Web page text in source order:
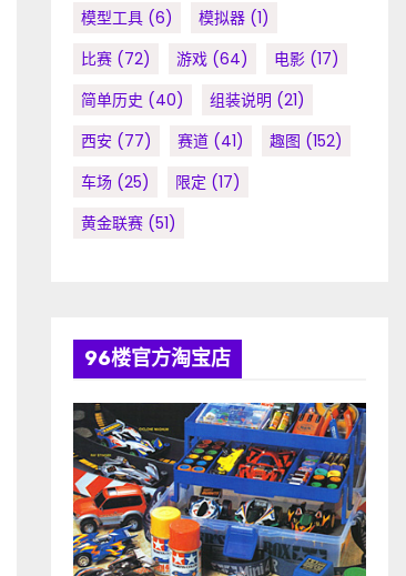
模型工具 (6) 模拟器 (1)
比赛 (72) 游戏 (64) 电影 (17)
简单历史 (40) 组装说明 (21)
西安 (77) 赛道 (41) 趣图 (152)
车场 (25) 限定 (17)
黄金联赛 (51)
96楼官方淘宝店